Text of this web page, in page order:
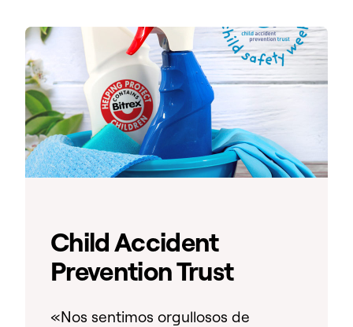
Child Accident
Prevention Trust
«Nos sentimos orgullosos de